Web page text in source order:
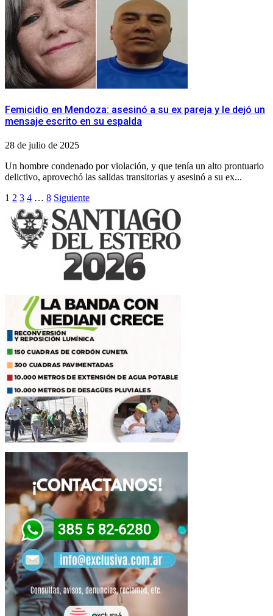
Femicidio en Mendoza: asesinó a su ex pareja y le dejó un
mensaje escrito en su espalda
28 de julio de 2025
Un hombre condenado por violación, y que tenía un alto prontuario
delictivo, aprovechó las salidas transitorias y asesinó a su ex...
Paginación
de
entradas
1 2 3 4 … 8 Siguiente